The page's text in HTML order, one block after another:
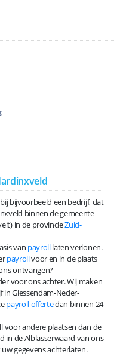
bijvoorbeeld een bedrijf, dat
binnen de gemeente
in de provincieZuid-
van payrolllaten verlonen.
payrollvoor en in de plaats
ontvangen?
voor ons achter. Wij maken
Giessendam-Neder-
payroll offertedan binnen 24
voor andere plaatsen dan de
in de Alblasserwaard van ons
gegevens achterlaten.